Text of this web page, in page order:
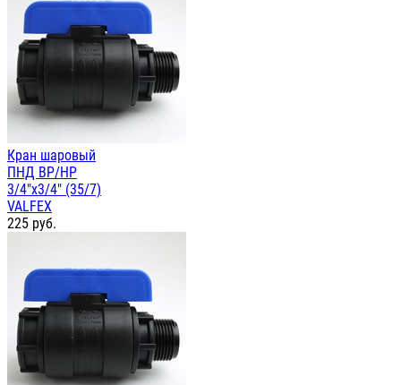
Кран шаровый
ПНД ВР/НР
3/4"х3/4" (35/7)
VALFEX
225 руб.